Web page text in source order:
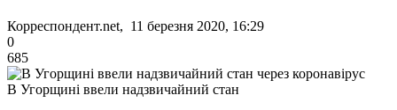
Корреспондент.net, 11 березня 2020, 16:29
0
685
В Угорщині ввели надзвичайний стан